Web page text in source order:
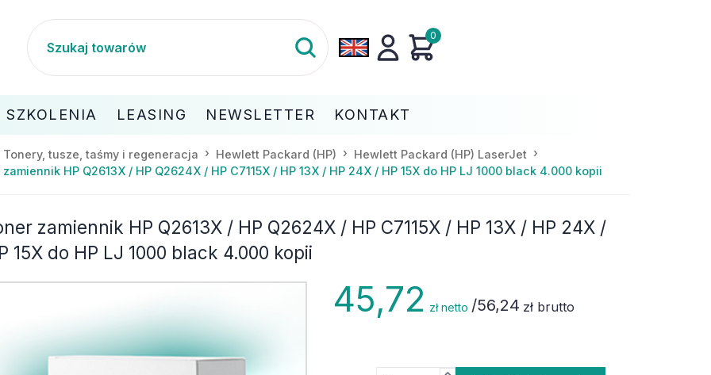
0
SZKOLENIA LEASING NEWSLETTER KONTAKT
Tonery, tusze, taśmy i regeneracja Hewlett Packard (HP)
Hewlett Packard (HP) LaserJet
HP Q2613X / HP Q2624X / HP C7115X / HP 13X / HP 24X / HP 15X do HP LJ 1000 black 4.000 kopii
zamiennik HP Q2613X / HP Q2624X / HP C7115X / HP 13X / HP 24X /
15X do HP LJ 1000 black 4.000 kopii
45,72 zł netto /56,24 zł brutto